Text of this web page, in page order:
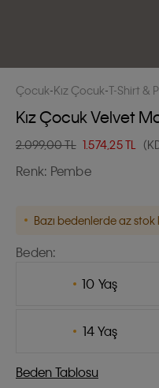
Çocuk Kız Çocuk T-Shirt &
Kız Çocuk Velvet
2.099,00 TL 1.574,25TL
Renk: Pembe
Bazı bedenlerde az stok
Beden:
10 Yaş
14 Yaş
Beden Tablosu